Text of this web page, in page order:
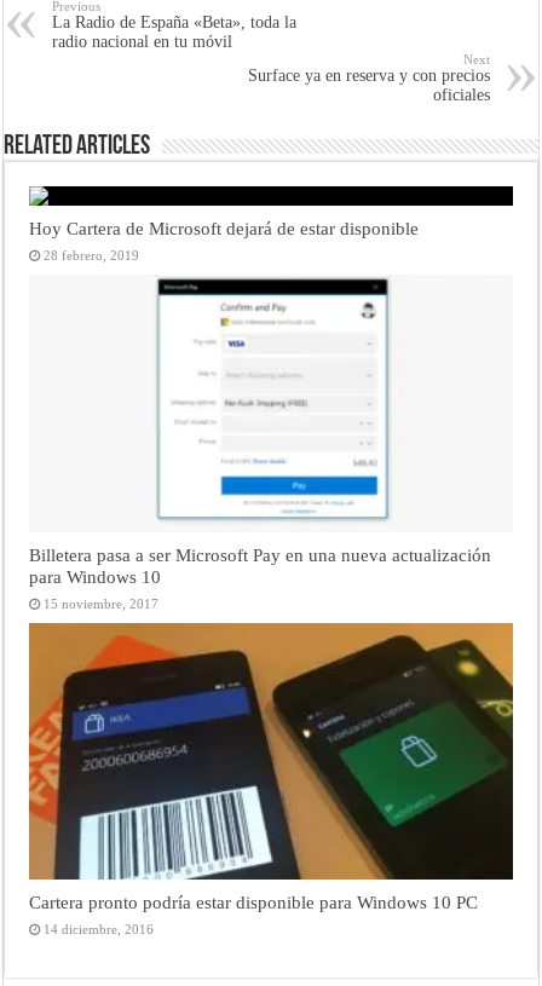
Previous
La Radio de España «Beta», toda la
radio nacional en tu móvil
Next
Surface ya en reserva y con precios
oficiales
Related Articles
Hoy Cartera de Microsoft dejará de estar disponible
28 febrero, 2019
Billetera pasa a ser Microsoft Pay en una nueva actualización
para Windows 10
15 noviembre, 2017
Cartera pronto podría estar disponible para Windows 10 PC
14 diciembre, 2016